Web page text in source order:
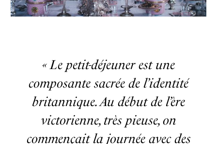
« Le petit-déjeuner est une
composante sacrée de l’identité
britannique. Au début de l’ère
victorienne, très pieuse, on
commençait la journée avec des